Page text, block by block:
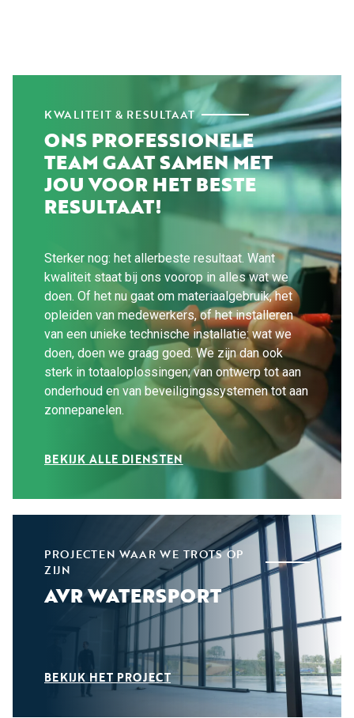
KWALITEIT & RESULTAAT
ONS PROFESSIONELE
TEAM GAAT SAMEN MET
JOU VOOR HET BESTE
RESULTAAT!
Sterker nog: het allerbeste resultaat. Want
kwaliteit staat bij ons voorop in alles wat we
doen. Of het nu gaat om materiaalgebruik, het
opleiden van medewerkers, of het installeren
van een unieke technische installatie: wat we
doen, doen we graag goed. We zijn dan ook
sterk in totaaloplossingen; van ontwerp tot aan
onderhoud en van beveiligingssystemen tot aan
zonnepanelen.
BEKIJK ALLE DIENSTEN
PROJECTEN WAAR WE TROTS OP
ZIJN
AVR WATERSPORT
BEKIJK HET PROJECT